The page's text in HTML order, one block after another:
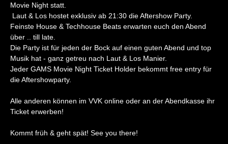
Movie Night statt.
Laut & Los hostet exklusiv ab 21:30 die Aftershow Party.
Feinste House & Techhouse Beats erwarten euch den Abend
über .. till late.
Die Party ist für jeden der Bock auf einen guten Abend und top
Musik hat - ganz getreu nach Laut & Los Manier.
Jeder GAMS Movie Night Ticket Holder bekommt free entry für
die Aftershowparty.
Alle anderen können im VVK online oder an der Abendkasse ihr
Ticket erwerben!
Kommt früh & geht spät! See you there!